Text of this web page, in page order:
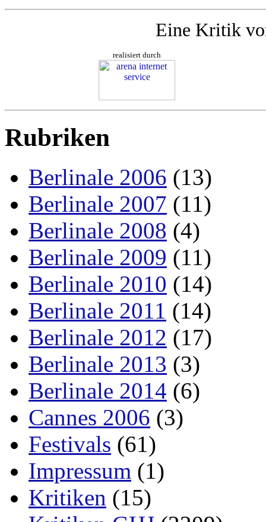
Eine Kritik
realisiert durch
Rubriken
Berlinale 2006 (13)
Berlinale 2007 (11)
Berlinale 2008 (4)
Berlinale 2009 (11)
Berlinale 2010 (14)
Berlinale 2011 (14)
Berlinale 2012 (17)
Berlinale 2013 (3)
Berlinale 2014 (6)
Cannes 2006 (3)
Festivals (61)
Impressum (1)
Kritiken (15)